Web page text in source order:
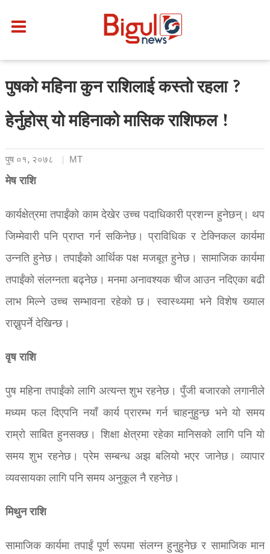
पुषको महिना कुन राशिलाई कस्तो रहला ?
हेर्नुहोस् यो महिनाको मासिक राशिफल !
पुष ०१, २०७८ MT
मेष राशि
कार्यक्षेत्रमा तपाईंको काम देखेर उच्च पदाधिकारी प्रशन्न हुनेछन्। थप
जिम्मेवारी पनि प्राप्त गर्न सकिनेछ। प्राविधिक र टेक्निकल कार्यमा
उन्नति हुनेछ। तपाईंको आर्थिक पक्ष मजबूत हुनेछ। सामाजिक कार्यमा
तपाईंको संलग्नता बढ्नेछ। मनमा अनावश्यक चीज आउन नदिएका बढी
लाभ मिल्ने उच्च सम्भावना रहेको छ। स्वास्थ्यमा भने विशेष ख्याल
राख्नुपर्ने देखिन्छ।
वृष राशि
पुष महिना तपाईंको लागि अत्यन्त शुभ रहनेछ। पुँजी बजारको लगानीले
मध्यम फल दिएपनि नयाँ कार्य प्रारम्भ गर्न चाहनुहुन्छ भने यो समय
राम्रो साबित हुनसक्छ। शिक्षा क्षेत्रमा रहेका मानिसको लागि पनि यो
समय शुभ रहनेछ। प्रेम सम्बन्ध अझ बलियो भएर जानेछ। व्यापार
व्यवसायका लागि पनि समय अनुकूल नै रहनेछ।
मिथुन राशि
सामाजिक कार्यमा तपाईं पूर्ण रूपमा संलग्न हुनुहुनेछ र सामाजिक मान